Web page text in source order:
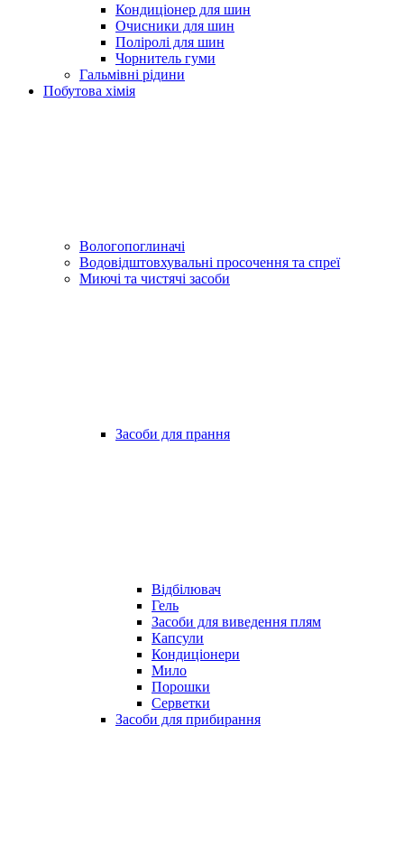
Кондиціонер для шин
Очисники для шин
Поліролі для шин
Чорнитель гуми
Гальмівні рідини
Побутова хімія
Вологопоглиначі
Водовідштовхувальні просочення та спреї
Миючі та чистячі засоби
Засоби для прання
Відбілювач
Гель
Засоби для виведення плям
Капсули
Кондиціонери
Мило
Порошки
Серветки
Засоби для прибирання